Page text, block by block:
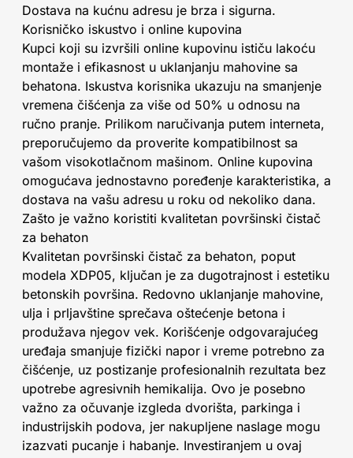
Dostava na kućnu adresu je brza i sigurna.
Korisničko iskustvo i online kupovina
Kupci koji su izvršili online kupovinu ističu lakoću
montaže i efikasnost u uklanjanju mahovine sa
behatona. Iskustva korisnika ukazuju na smanjenje
vremena čišćenja za više od 50% u odnosu na
ručno pranje. Prilikom naručivanja putem interneta,
preporučujemo da proverite kompatibilnost sa
vašom visokotlačnom mašinom. Online kupovina
omogućava jednostavno poređenje karakteristika, a
dostava na vašu adresu u roku od nekoliko dana.
Zašto je važno koristiti kvalitetan površinski čistač
za behaton
Kvalitetan površinski čistač za behaton, poput
modela XDP05, ključan je za dugotrajnost i estetiku
betonskih površina. Redovno uklanjanje mahovine,
ulja i prljavštine sprečava oštećenje betona i
produžava njegov vek. Korišćenje odgovarajućeg
uređaja smanjuje fizički napor i vreme potrebno za
čišćenje, uz postizanje profesionalnih rezultata bez
upotrebe agresivnih hemikalija. Ovo je posebno
važno za očuvanje izgleda dvorišta, parkinga i
industrijskih podova, jer nakupljene naslage mogu
izazvati pucanje i habanje. Investiranjem u ovaj